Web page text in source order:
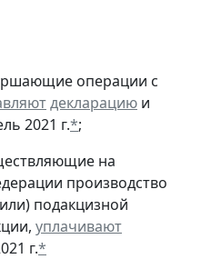
операции с
декларацию и
2021 г.*;
на
производство
подакцизной
уплачивают
г.*